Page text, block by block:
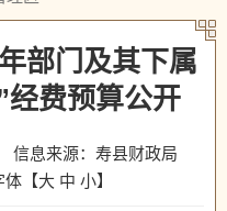
部门及其下属
经费预算公开
信息来源：寿县财政局
体【大 中 小】